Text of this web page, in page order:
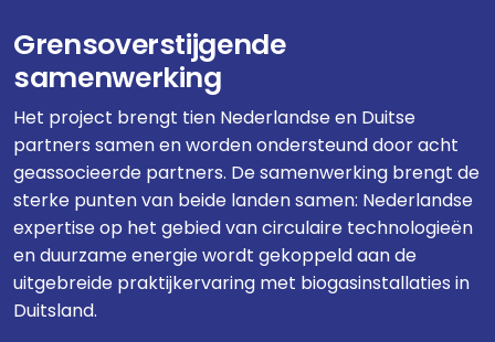
Grensoverstijgende
samenwerking
Het project brengt tien Nederlandse en Duitse
partners samen en worden ondersteund door acht
geassocieerde partners. De samenwerking brengt de
sterke punten van beide landen samen: Nederlandse
expertise op het gebied van circulaire technologieën
en duurzame energie wordt gekoppeld aan de
uitgebreide praktijkervaring met biogasinstallaties in
Duitsland.